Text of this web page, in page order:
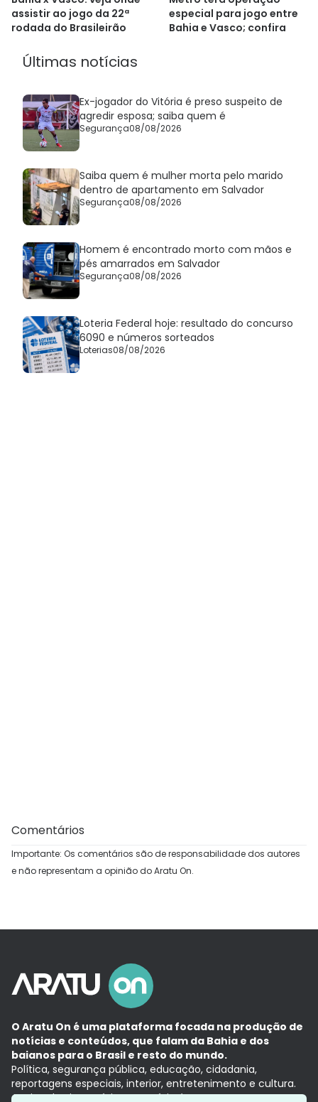
assistir ao jogo da 22ª
rodada do Brasileirão
especial para jogo entre
Bahia e Vasco; confira
Últimas notícias
Ex-jogador do Vitória é preso suspeito de
agredir esposa; saiba quem é
Segurança08/08/2026
Saiba quem é mulher morta pelo marido
dentro de apartamento em Salvador
Segurança08/08/2026
Homem é encontrado morto com mãos e
pés amarrados em Salvador
Segurança08/08/2026
Loteria Federal hoje: resultado do concurso
6090 e números sorteados
Loterias08/08/2026
Comentários
Importante: Os comentários são de responsabilidade dos autores
e não representam a opinião do Aratu On.
O Aratu On é uma plataforma focada na produção de
notícias e conteúdos, que falam da Bahia e dos
baianos para o Brasil e resto do mundo.
Política, segurança pública, educação, cidadania,
reportagens especiais, interior, entretenimento e cultura.
Aqui, tudo vira notícia e a notícia é no tempo presente,